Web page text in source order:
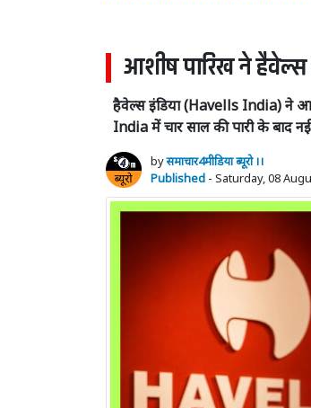
आशीष पारिख ने हैवेल्स
हैवेल्स इंडिया (Havells India) ने
India में चार साल की पारी के बाद
byसमाचार4मीडिया ब्यूरो ।।
Published - Saturday, 08